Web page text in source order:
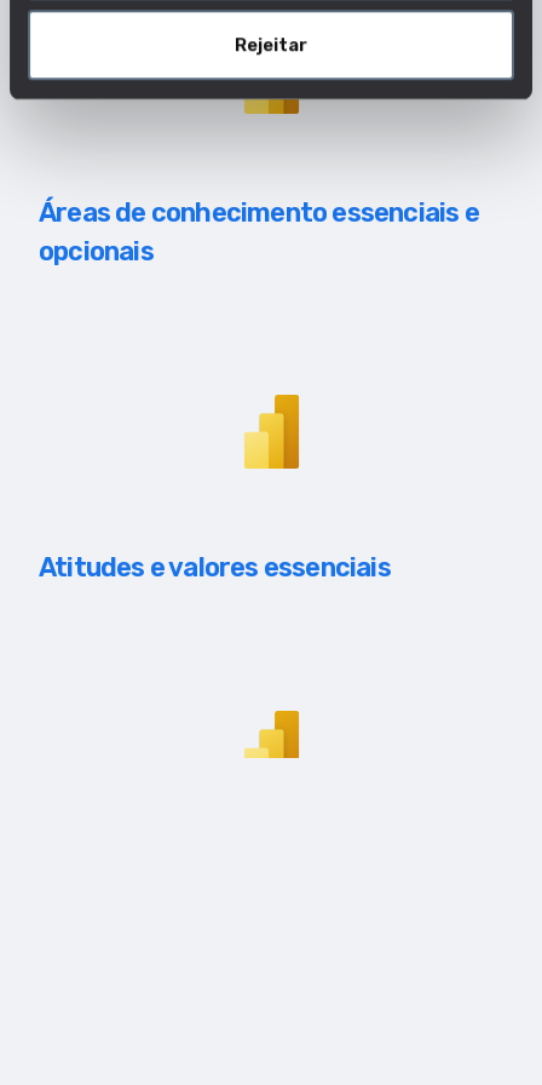
Rejeitar
Áreas de conhecimento essenciais e
opcionais
Atitudes e valores essenciais